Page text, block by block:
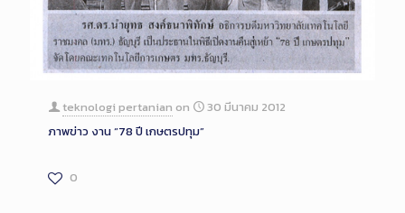
teknologi pertanian on
30 มีนาคม 2012
ภาพข่าว งาน “78 ปี เกษตรปทุม”
0